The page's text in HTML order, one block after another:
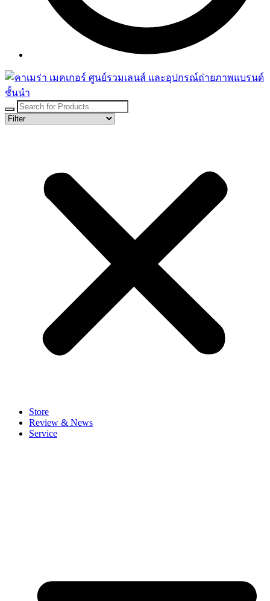
Store
Review & News
Service